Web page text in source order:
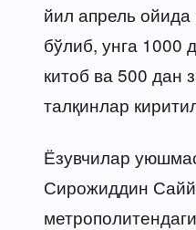
йил апрель
бўлиб, унга 1000
китоб ва 500 дан
талқинлар
Ёзувчилар
Сирожиддин